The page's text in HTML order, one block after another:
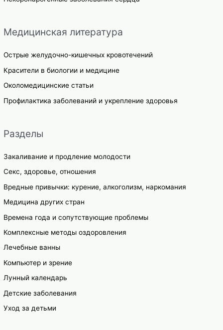
Медицинская литература
Острые желудочно-кишечных кровотечений
Красители в биологии и медицине
Околомедицинские статьи
Профилактика заболеваний и укрепление здоровья
Разделы
Закаливание и продление молодости
Секс, здоровье, отношения
Вредные привычки: курение, алкоголизм, наркомания
Медицина других стран
Времена года и сопутствующие проблемы
Комплексные методы оздоровления
Лечебные ванны
Компьютер и зрение
Лунный календарь
Детские заболевания
Уход за детьми